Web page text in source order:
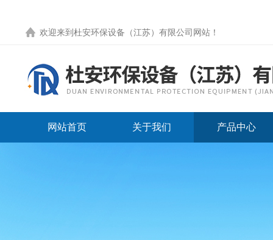
欢迎来到 杜安环保设备（江苏）有限公司网站 ！
网站首页 关于我们 产品中心